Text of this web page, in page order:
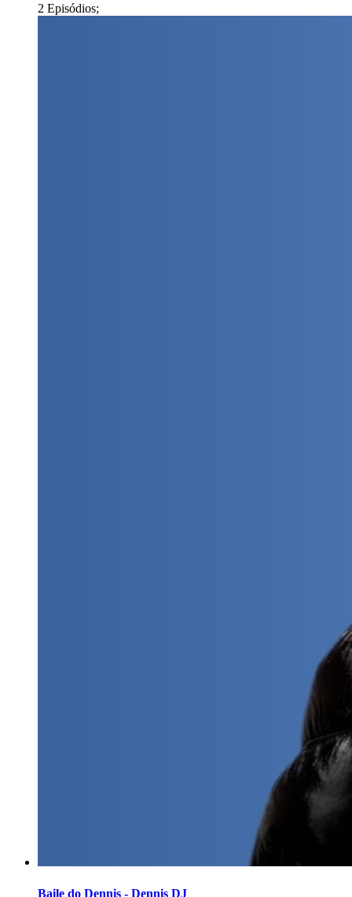
2 Episódios;
Baile do Dennis - Dennis DJ